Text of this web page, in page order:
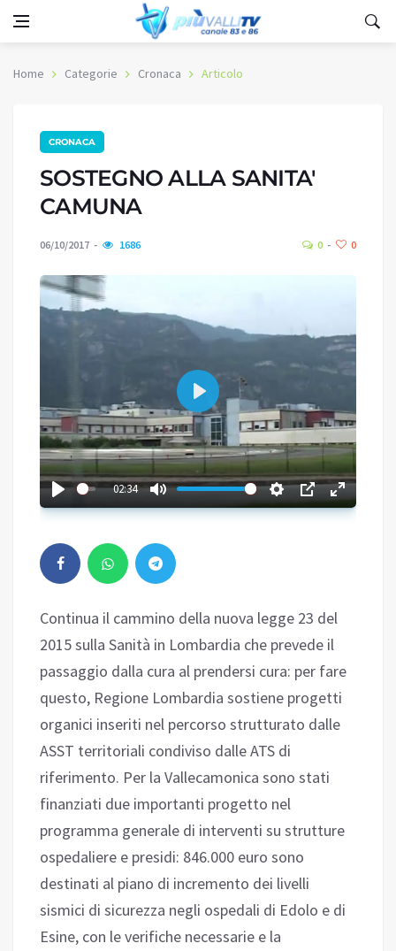
Home Categorie Cronaca Articolo
CRONACA
SOSTEGNO ALLA SANITA'
CAMUNA
06/10/2017 1686 0 0
02:34
Play
Continua il cammino della nuova legge 23 del
2015 sulla Sanità in Lombardia che prevede il
passaggio dalla cura al prendersi cura: per fare
questo, Regione Lombardia sostiene progetti
organici inseriti nel percorso strutturato dalle
ASST territoriali condiviso dalle ATS di
riferimento. Per la Vallecamonica sono stati
finanziati due importanti progetto nel
programma generale di interventi su strutture
ospedaliere e presidi: 846.000 euro sono
destinati al piano di incremento dei livelli
sismici di sicurezza negli ospedali di Edolo e di
Esine, con le verifiche necessarie e la